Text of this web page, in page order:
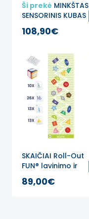
Ši prekė MINKŠTAS
SENSORINIS KUBAS
SU VEIDRODĖLIAIS
spalvų, formų ir
108,90€
SKAIČIAI Roll-Out
FUN® lavinimo ir
ugdymo kilimas
89,00€